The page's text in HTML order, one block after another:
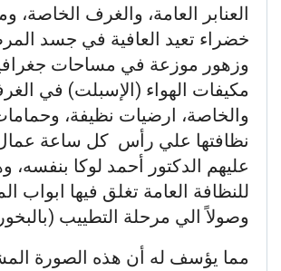
العنابر العامة، والغرف الخاصة،
خضراء تعيد العافية في جسد
وزهور موزعة في مساحات
مكيفات الهواء (الإسبلت) في
والخاصة، ارضيات نظيفة،
نظافتها علي رأس كل ساعة
عليهم الدكتور أحمد لوكا بنفسه،
للنظافة العامة تغلق فيها ابواب
وصولاً الي مرحلة التطييب
مما يؤسف له أن هذه الصورة